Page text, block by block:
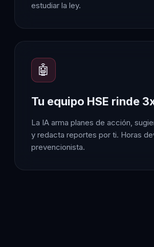
estudiar la ley.
🤖
Tu equipo HSE rinde
La IA arma planes de acción,
y redacta reportes por ti. Horas
prevencionista.